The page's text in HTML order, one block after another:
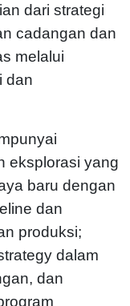
dari strategi
cadangan dan
melalui
dan
eksplorasi yang
baru dengan
dan
produksi;
dalam
dan